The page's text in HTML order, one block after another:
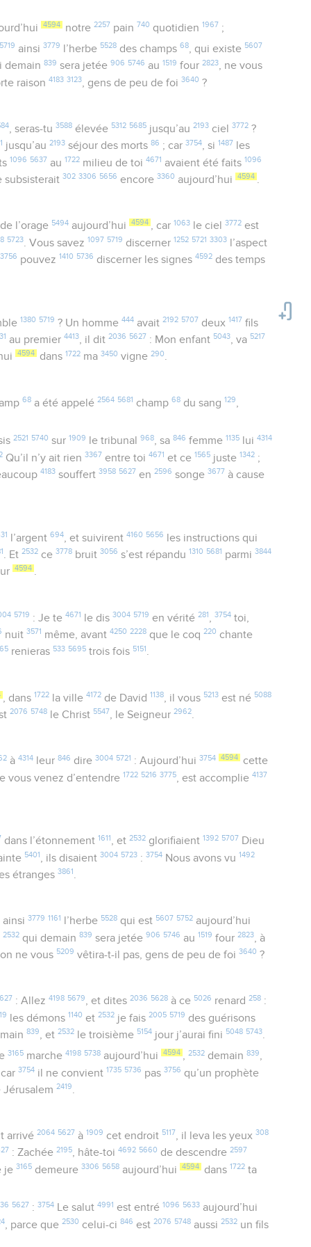
4594 notre 2257 pain 740 quotidien 1967 ;
5719 ainsi 3779 l’herbe 5528des champs 68, qui existe 5607
demain839 sera jetée906 5746 au 1519 four2823, ne vous
raison4183 3123 , gens de peu de foi3640 ?
, seras-tu 3588élevée 5312 5685jusqu’au 2193ciel 3772?
jusqu’au2193 séjour des morts86 ; car3754, si 1487
les
1096 5637 au 1722 milieu de toi4671 avaient été faits 1096
subsisterait302 3306 5656 encore3360 aujourd’hui 4594 .
l’orage 5494aujourd’hui 4594 , car 1063le ciel 3772est
5723 . Vous savez 1097 5719 discerner 1252 5721 3303 l’aspect
3756 pouvez 1410 5736 discerner les signes4592 des temps
1380 5719 ? Un homme 444avait 2192 5707 deux 1417 fils
au premier4413, il dit2036 5627 : Mon enfant 5043, va 5217
4594 dans 1722 ma3450 vigne290.
68a été appelé 2564 5681 champ 68du sang 129
2521 5740 sur 1909 le tribunal 968, sa 846 femme 1135lui 4314
Qu’il n’y ait rien3367 entre toi4671 et ce 1565 juste 1342 ;
4183 souffert3958 5627 en2596 songe3677 à cause
l’argent 694, et suivirent 4160 5656
les instructions qui
. Et2532 ce3778 bruit3056 s’est répandu 1310 5681 parmi3844
4594 .
5719 : Je te 4671 le dis 3004 5719 en vérité 281 3754toi,
nuit3571 même, avant4250 2228 que le coq220 chante
renieras 533 5695 trois fois 5151.
, dans 1722la ville 4172de David 1138, il vous 5213est né 5088
2076 5748 le Christ 5547, le Seigneur2962.
à 4314leur 846 dire 3004 5721 : Aujourd’hui 3754 4594 cette
vous venez d’entendre 1722 5216 3775 , est accomplie4137
dans l’étonnement 1611, et 2532glorifiaient 1392 5707 Dieu
5401 , ils disaient3004 5723 :3754 Nous avons vu 1492
étranges3861 .
ainsi 3779 1161 l’herbe 5528qui est 5607 5752aujourd’hui
2532 qui demain839 sera jetée906 5746 au 1519 four2823
, à
ne vous 5209 vêtira-t-il pas, gens de peu de foi3640 ?
: Allez 4198 5679, et dites 2036 5628à ce 5026 renard 258:
les démons 1140 et2532 je fais2005 5719 des guérisons
839 , et2532 le troisième 5154 jour j’aurai fini 5048 5743
3165marche 4198 5738aujourd’hui 4594 , 2532demain 839,
car3754 il ne convient 1735 5736 pas3756 qu’un prophète
Jérusalem2419
arrivé 2064 5627 à 1909 cet endroit 5117, il leva les yeux 308
: Zachée2195, hâte-toi4692 5660 de descendre2597
je3165 demeure3306 5658 aujourd’hui 4594 dans 1722 ta
5627 : 3754Le salut 4991 est entré 1096 5633aujourd’hui
, parce que2530 celui-ci846 est2076 5748 aussi2532 un fils